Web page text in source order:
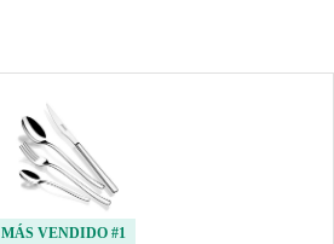
MÁS VENDIDO #1